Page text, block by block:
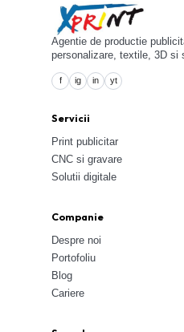
Agentie de productie
personalizare, textile, 3D si
f ig in yt
Servicii
Print publicitar
CNC si gravare
Solutii digitale
Companie
Despre noi
Portofoliu
Blog
Cariere